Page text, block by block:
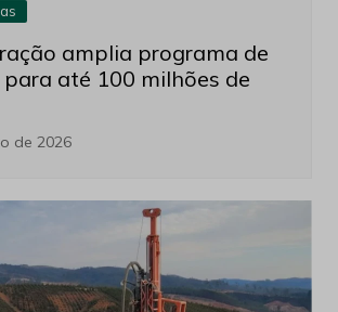
amplia programa de
até 100 milhões de
de 2026